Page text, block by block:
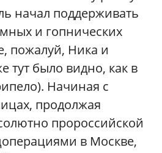
начал поддерживать
и гопнических
пожалуй, Ника и
тут было видно, как в
Начиная с
продолжая
пророссийской
в Москве,